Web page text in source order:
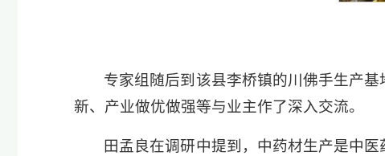
专家组随后到该县李桥镇的川佛手生产
新、产业做优做强等与业主作了深入交流。
田孟良在调研中提到，中药材生产是中